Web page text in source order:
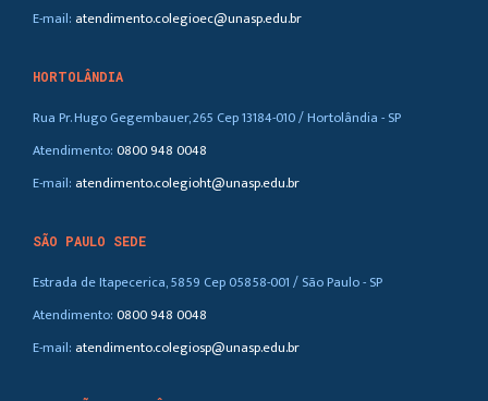
E-mail: atendimento.colegioec@unasp.edu.br
HORTOLÂNDIA
Rua Pr. Hugo Gegembauer, 265 Cep 13184-010 / Hortolândia - SP
Atendimento:0800 948 0048
E-mail: atendimento.colegioht@unasp.edu.br
SÃO PAULO SEDE
Estrada de Itapecerica, 5859 Cep 05858-001 / São Paulo - SP
Atendimento:0800 948 0048
E-mail: atendimento.colegiosp@unasp.edu.br